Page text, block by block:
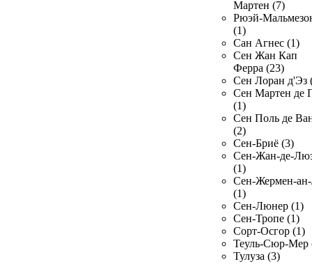
Мартен (7)
Рюэй-
(1)
Сан Агнес (1)
Сен Жан Кап
Ферра (23)
Сен Лоран д'Эз
Сен Мартен де
(1)
Сен Поль де
(2)
Сен-Бриё (3)
Сен-Жан-де-
(1)
Сен-Жермен-
(1)
Сен-Люнер (1)
Сен-Тропе (1)
Сорт-Осгор (1)
Теуль-Сюр-Мер
Тулуза (3)